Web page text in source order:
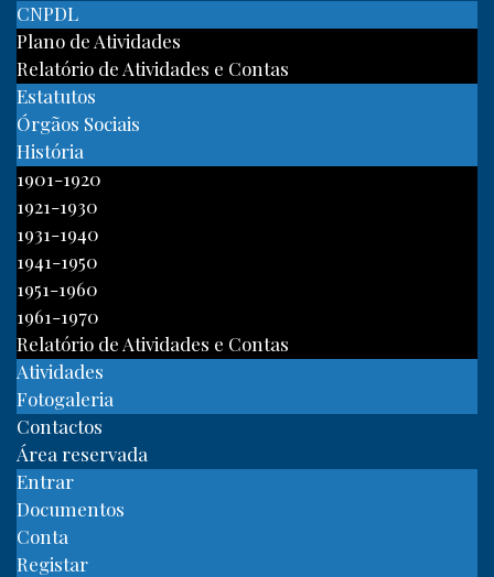
CNPDL
Plano de Atividades
Relatório de Atividades e Contas
Estatutos
Órgãos Sociais
História
1901-1920
1921-1930
1931-1940
1941-1950
1951-1960
1961-1970
Relatório de Atividades e Contas
Atividades
Fotogaleria
Contactos
Área reservada
Entrar
Documentos
Conta
Registar